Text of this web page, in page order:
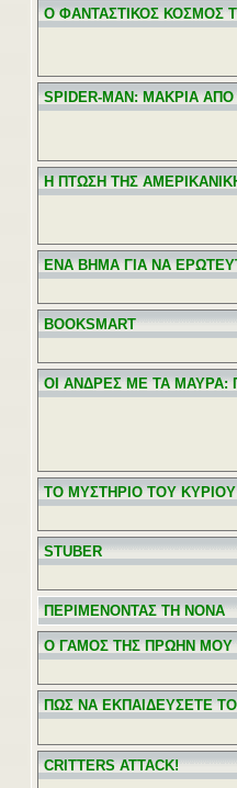
Ο ΦΑΝΤΑΣΤΙΚΟΣ ΚΟΣΜΟΣ
SPIDER-MAN: ΜΑΚΡΙΑ
Η ΠΤΩΣΗ ΤΗΣ
ΕΝΑ ΒΗΜΑ ΓΙΑ ΝΑ
BOOKSMART
ΟΙ ΑΝΔΡΕΣ ΜΕ ΤΑ ΜΑΥΡΑ:
ΤΟ ΜΥΣΤΗΡΙΟ ΤΟΥ ΚΥΡΙΟΥ
STUBER
ΠΕΡΙΜΕΝΟΝΤΑΣ ΤΗ ΝΟΝΑ
Ο ΓΑΜΟΣ ΤΗΣ ΠΡΩΗΝ ΜΟΥ
ΠΩΣ ΝΑ ΕΚΠΑΙΔΕΥΣΕΤΕ
CRITTERS ATTACK!